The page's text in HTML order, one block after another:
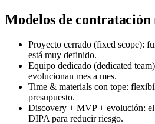
Modelos de contratación
Proyecto cerrado (fixed scope):
está muy definido.
Equipo dedicado (dedicated
evolucionan mes a mes.
Time & materials con tope:
presupuesto.
Discovery + MVP + evolución: el
DIPA para reducir riesgo.